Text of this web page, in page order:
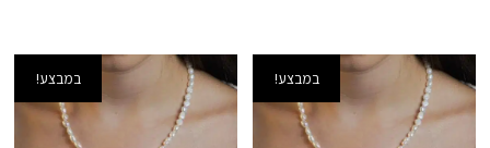
במבצע! במבצע!